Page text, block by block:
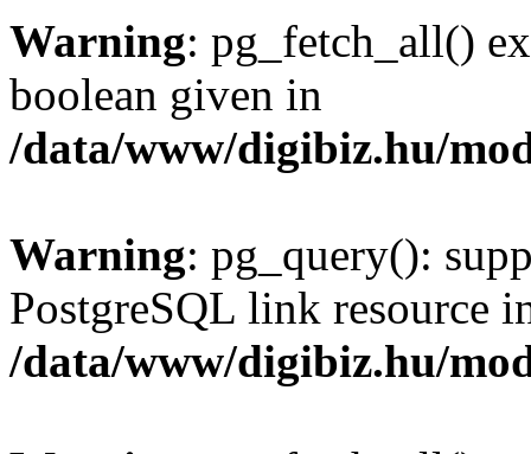
Warning: pg_fetch_all()
boolean given in
/data/www/digibiz.hu/
Warning: pg_query():
PostgreSQL link resource
/data/www/digibiz.hu/